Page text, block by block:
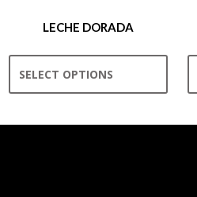
LECHE DORADA
SELECT OPTIONS